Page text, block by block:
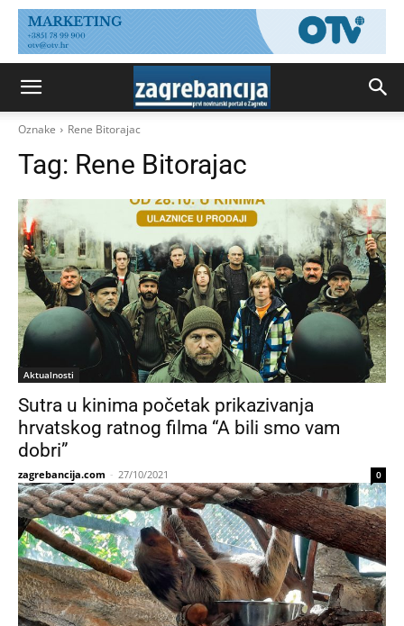
Oznake Rene Bitorajac
Tag: Rene Bitorajac
Aktualnosti
Sutra u kinima početak prikazivanja
hrvatskog ratnog filma “A bili smo vam
dobri”
zagrebancija.com - 27/10/2021 0